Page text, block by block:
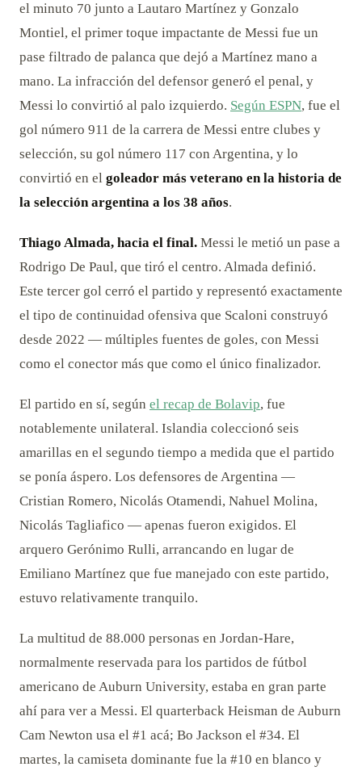
el minuto 70 junto a Lautaro Martínez y Gonzalo
Montiel, el primer toque impactante de Messi fue un
pase filtrado de palanca que dejó a Martínez mano a
mano. La infracción del defensor generó el penal, y
Messi lo convirtió al palo izquierdo. Según ESPN, fue el
gol número 911 de la carrera de Messi entre clubes y
selección, su gol número 117 con Argentina, y lo
convirtió en el goleador más veterano en la historia de
la selección argentina a los 38 años.
Thiago Almada, hacia el final. Messi le metió un pase a
Rodrigo De Paul, que tiró el centro. Almada definió.
Este tercer gol cerró el partido y representó exactamente
el tipo de continuidad ofensiva que Scaloni construyó
desde 2022 — múltiples fuentes de goles, con Messi
como el conector más que como el único finalizador.
El partido en sí, según el recap de Bolavip, fue
notablemente unilateral. Islandia coleccionó seis
amarillas en el segundo tiempo a medida que el partido
se ponía áspero. Los defensores de Argentina —
Cristian Romero, Nicolás Otamendi, Nahuel Molina,
Nicolás Tagliafico — apenas fueron exigidos. El
arquero Gerónimo Rulli, arrancando en lugar de
Emiliano Martínez que fue manejado con este partido,
estuvo relativamente tranquilo.
La multitud de 88.000 personas en Jordan-Hare,
normalmente reservada para los partidos de fútbol
americano de Auburn University, estaba en gran parte
ahí para ver a Messi. El quarterback Heisman de Auburn
Cam Newton usa el #1 acá; Bo Jackson el #34. El
martes, la camiseta dominante fue la #10 en blanco y